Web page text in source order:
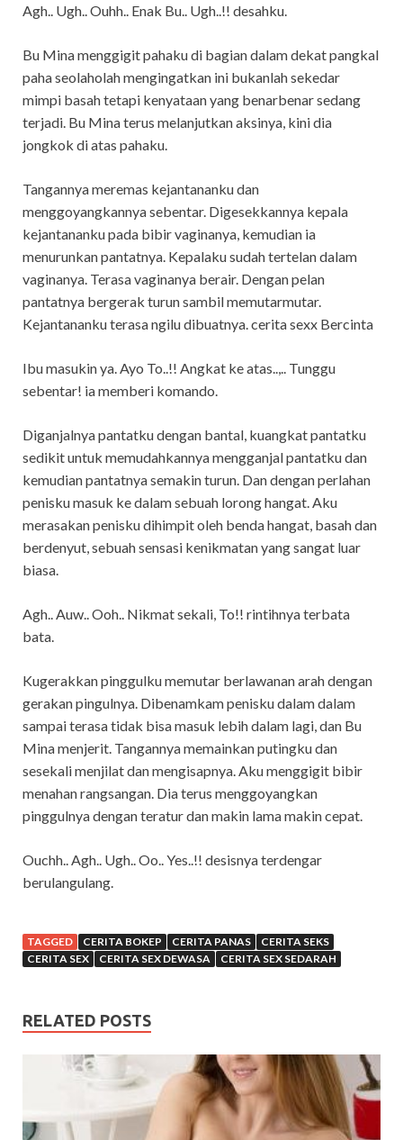
Agh.. Ugh.. Ouhh.. Enak Bu.. Ugh..!! desahku.
Bu Mina menggigit pahaku di bagian dalam dekat pangkal
paha seolaholah mengingatkan ini bukanlah sekedar
mimpi basah tetapi kenyataan yang benarbenar sedang
terjadi. Bu Mina terus melanjutkan aksinya, kini dia
jongkok di atas pahaku.
Tangannya meremas kejantananku dan
menggoyangkannya sebentar. Digesekkannya kepala
kejantananku pada bibir vaginanya, kemudian ia
menurunkan pantatnya. Kepalaku sudah tertelan dalam
vaginanya. Terasa vaginanya berair. Dengan pelan
pantatnya bergerak turun sambil memutarmutar.
Kejantananku terasa ngilu dibuatnya. cerita sexx Bercinta
Ibu masukin ya. Ayo To..!! Angkat ke atas..,.. Tunggu
sebentar! ia memberi komando.
Diganjalnya pantatku dengan bantal, kuangkat pantatku
sedikit untuk memudahkannya mengganjal pantatku dan
kemudian pantatnya semakin turun. Dan dengan perlahan
penisku masuk ke dalam sebuah lorong hangat. Aku
merasakan penisku dihimpit oleh benda hangat, basah dan
berdenyut, sebuah sensasi kenikmatan yang sangat luar
biasa.
Agh.. Auw.. Ooh.. Nikmat sekali, To!! rintihnya terbata
bata.
Kugerakkan pinggulku memutar berlawanan arah dengan
gerakan pingulnya. Dibenamkam penisku dalam dalam
sampai terasa tidak bisa masuk lebih dalam lagi, dan Bu
Mina menjerit. Tangannya memainkan putingku dan
sesekali menjilat dan mengisapnya. Aku menggigit bibir
menahan rangsangan. Dia terus menggoyangkan
pinggulnya dengan teratur dan makin lama makin cepat.
Ouchh.. Agh.. Ugh.. Oo.. Yes..!! desisnya terdengar
berulangulang.
TAGGED CERITA BOKEP CERITA PANAS
CERITA SEKS
CERITA SEX
CERITA SEX DEWASA CERITA SEX SEDARAH
RELATED POSTS